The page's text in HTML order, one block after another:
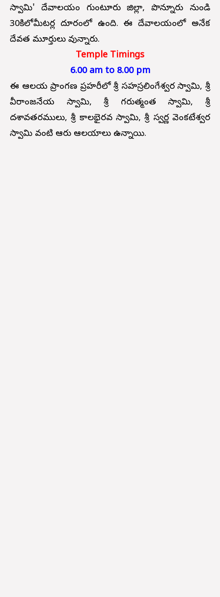
స్వామి' దేవాలయం గుంటూరు జిల్లా, పొన్నూరు నుండి
30కిలోమీటర్ల దూరంలో ఉంది. ఈ దేవాలయంలో అనేక
దేవత మూర్తులు వున్నారు.
Temple Timings
6.00 am to 8.00 pm
ఈ ఆలయ ప్రాంగణ ప్రహరీలో శ్రీ సహస్రలింగేశ్వర స్వామి, శ్రీ
వీరాంజనేయ స్వామి, శ్రీ గరుత్మంత స్వామి, శ్రీ
దశావతరములు, శ్రీ కాలభైరవ స్వామి, శ్రీ స్వర్ణ వెంకటేశ్వర
స్వామి వంటి ఆరు ఆలయాలు ఉన్నాయి.